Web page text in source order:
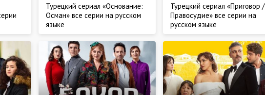
Турецкий сериал «Основание:
Осман» все серии на русском
языке
Турецкий сериал «Приговор /
Правосудие» все серии на
русском языке